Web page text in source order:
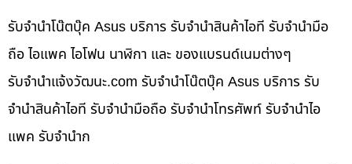
รับจำนำโน๊ตบุ๊ค Asus บริการ รับจำนำสินค้าไอที รับจำนำมือ
ถือ ไอแพค ไอโฟน นาฬิกา และ ของแบรนด์เนมต่างๆ
รับจํานําแจ้งวัฒนะ.com รับจำนำโน๊ตบุ๊ค Asus บริการ รับ
จำนำสินค้าไอที รับจำนำมือถือ รับจำนำโทรศัพท์ รับจำนำไอ
แพค รับจำนำก